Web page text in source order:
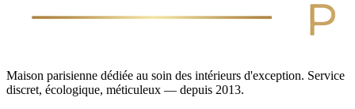
Maison parisienne dédiée au soin des intérieurs d'exception. Service
discret, écologique, méticuleux — depuis 2013.